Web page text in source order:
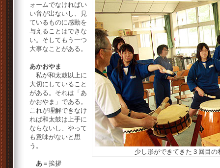
少し形ができてきた３回目
ォームでなければい
い音が出ないし、見
ているものに感動を
与えることはできな
い。そしてもう一つ
大事なことがある。
あかおやま
私が和太鼓以上に
大切にしていること
がある。それは「あ
かおやま」である。
これが理解できなけ
れば和太鼓は上手に
ならないし、やって
も意味がないと思
う。
あ ＝挨拶